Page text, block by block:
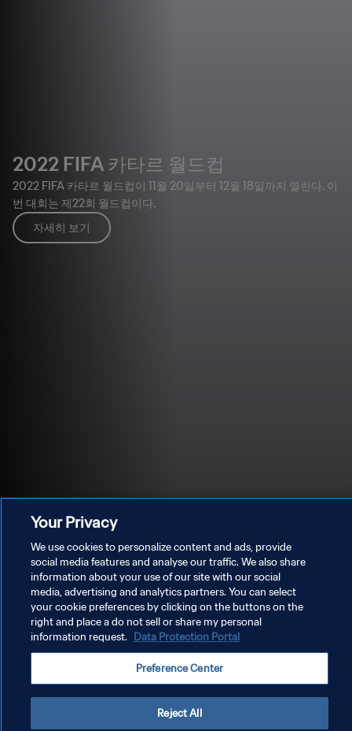
2022 FIFA 카타르 월드컵
2022 FIFA 카타르 월드컵이 11월 20일부터 12월 18일까지 열린다. 이
번 대회는 제22회 월드컵이다.
자세히 보기
개인정보 보호정책
서비스 약관
쿠키 기본 설정 관리
Copyright © 1994 - 2026 FIFA. All rights reserved.
Your Privacy
We use cookies to personalize content and ads, provide
social media features and analyse our traffic. We also share
information about your use of our site with our social
media, advertising and analytics partners. You can select
your cookie preferences by clicking on the buttons on the
right and place a do not sell or share my personal
information request. Data Protection Portal
Preference Center
Reject All